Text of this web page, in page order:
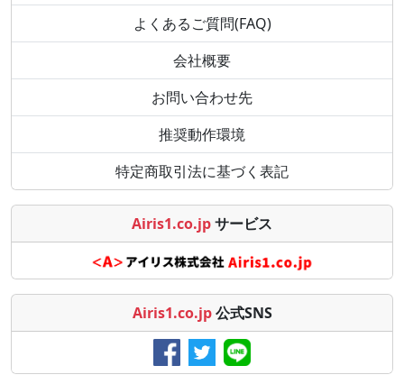
よくあるご質問(FAQ)
会社概要
お問い合わせ先
推奨動作環境
特定商取引法に基づく表記
Airis1.co.jpサービス
Airis1.co.jp 公式SNS